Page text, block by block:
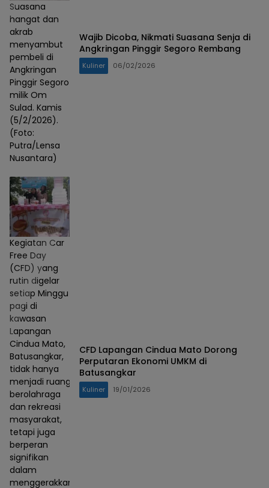
Suasana
hangat dan
akrab
menyambut
pembeli di
Angkringan
Pinggir Segoro
milik Om
Sulad. Kamis
(5/2/2026).
(Foto:
Putra/Lensa
Nusantara)
Wajib Dicoba, Nikmati Suasana Senja di
Angkringan Pinggir Segoro Rembang
Kuliner 06/02/2026
Kegiatan Car
Free Day
(CFD) yang
rutin digelar
setiap Minggu
pagi di
kawasan
Lapangan
Cindua Mato,
Batusangkar,
tidak hanya
menjadi ruang
berolahraga
dan rekreasi
masyarakat,
tetapi juga
berperan
signifikan
dalam
menggerakkan
CFD Lapangan Cindua Mato Dorong
Perputaran Ekonomi UMKM di
Batusangkar
Kuliner 19/01/2026